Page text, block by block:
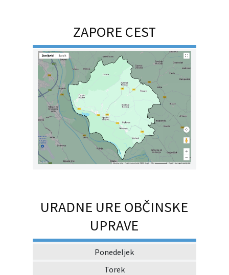
ZAPORE CEST
URADNE URE OBČINSKE
UPRAVE
Ponedeljek
Torek